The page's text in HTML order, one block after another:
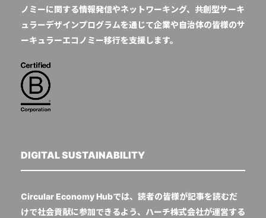
ノミーに関する情報発信やネットワーキング、共創型サーキ
ュラーデザインプログラムを通じて企業や自治体の皆様のサ
ーキュラーエコノミー移行を支援します。
DIGITAL SUSTAINABILITY
Circular Economy Hubでは、読者の皆様が記事を読むだ
けで社会貢献に参加できるよう、ハーチ株式会社が運営する